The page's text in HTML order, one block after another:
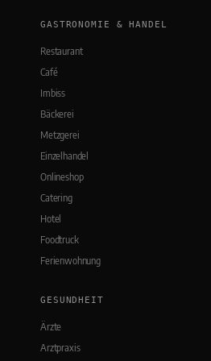
GASTRONOMIE & HANDEL
Restaurant
Café
Imbiss
Bäckerei
Metzgerei
Einzelhandel
Onlineshop
Catering
Hotel
Foodtruck
Ferienwohnung
GESUNDHEIT
Ärzte
Arztpraxis